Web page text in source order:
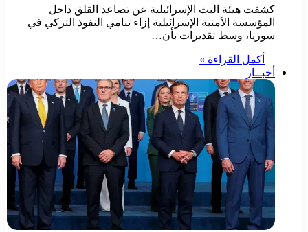
كشفت هيئة البث الإسرائيلية عن تصاعد القلق داخل
المؤسسة الأمنية الإسرائيلية إزاء تنامي النفوذ التركي في
سوريا، وسط تقديرات بأن…
أكمل القراءة »
أخبــار